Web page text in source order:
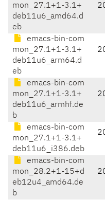
mon_27.1+1-3.1+
deb11u6_amd64.d
eb
emacs-bin-com
mon_27.1+1-3.1+
deb11u6_arm64.d
eb
emacs-bin-com
mon_27.1+1-3.1+
deb11u6_armhf.de
b
emacs-bin-com
mon_27.1+1-3.1+
deb11u6_i386.deb
emacs-bin-com
mon_28.2+1-15+d
eb12u4_amd64.de
b